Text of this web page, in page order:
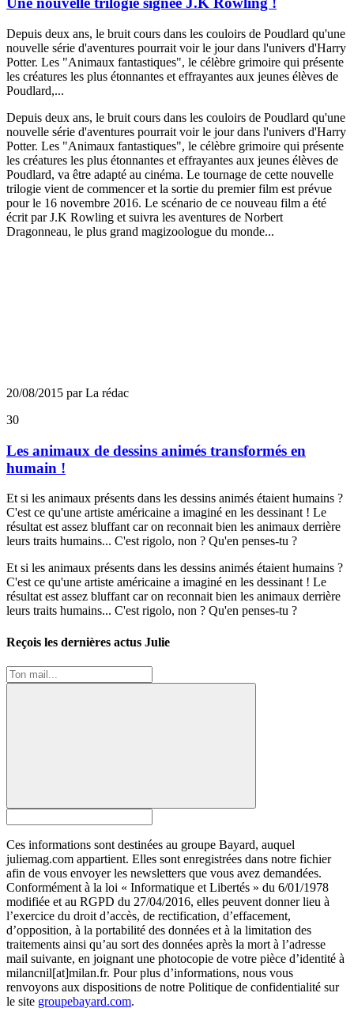
Depuis deux ans, le bruit cours dans les couloirs de Poudlard qu'une
nouvelle série d'aventures pourrait voir le jour dans l'univers d'Harry
Potter. Les "Animaux fantastiques", le célèbre grimoire qui présente
les créatures les plus étonnantes et effrayantes aux jeunes élèves de
Poudlard,...
Depuis deux ans, le bruit cours dans les couloirs de Poudlard qu'une
nouvelle série d'aventures pourrait voir le jour dans l'univers d'Harry
Potter. Les "Animaux fantastiques", le célèbre grimoire qui présente
les créatures les plus étonnantes et effrayantes aux jeunes élèves de
Poudlard, va être adapté au cinéma. Le tournage de cette nouvelle
trilogie vient de commencer et la sortie du premier film est prévue
pour le 16 novembre 2016. Le scénario de ce nouveau film a été
écrit par J.K Rowling et suivra les aventures de Norbert
Dragonneau, le plus grand magizoologue du monde...
20/08/2015 par La rédac
30
Les animaux de dessins animés transformés en
humain !
Et si les animaux présents dans les dessins animés étaient humains ?
C'est ce qu'une artiste américaine a imaginé en les dessinant ! Le
résultat est assez bluffant car on reconnait bien les animaux derrière
leurs traits humains... C'est rigolo, non ? Qu'en penses-tu ?
Et si les animaux présents dans les dessins animés étaient humains ?
C'est ce qu'une artiste américaine a imaginé en les dessinant ! Le
résultat est assez bluffant car on reconnait bien les animaux derrière
leurs traits humains... C'est rigolo, non ? Qu'en penses-tu ?
Reçois les dernières actus Julie
Ces informations sont destinées au groupe Bayard, auquel
juliemag.com appartient. Elles sont enregistrées dans notre fichier
afin de vous envoyer les newsletters que vous avez demandées.
Conformément à la loi « Informatique et Libertés » du 6/01/1978
modifiée et au RGPD du 27/04/2016, elles peuvent donner lieu à
l’exercice du droit d’accès, de rectification, d’effacement,
d’opposition, à la portabilité des données et à la limitation des
traitements ainsi qu’au sort des données après la mort à l’adresse
mail suivante, en joignant une photocopie de votre pièce d’identité à
milancnil[at]milan.fr. Pour plus d’informations, nous vous
renvoyons aux dispositions de notre Politique de confidentialité sur
le site groupebayard.com.